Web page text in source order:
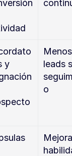
y
Menos
leads
o